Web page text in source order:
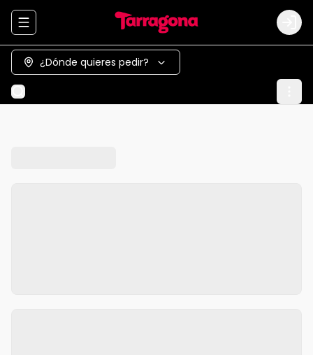
Abrir menu de navegación Login
¿Dónde quieres pedir?